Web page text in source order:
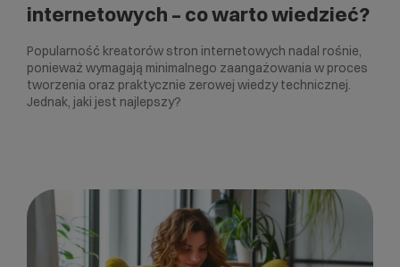
internetowych – co warto wiedzieć?
Popularność kreatorów stron internetowych nadal rośnie,
ponieważ wymagają minimalnego zaangażowania w proces
tworzenia oraz praktycznie zerowej wiedzy technicznej.
Jednak, jaki jest najlepszy?